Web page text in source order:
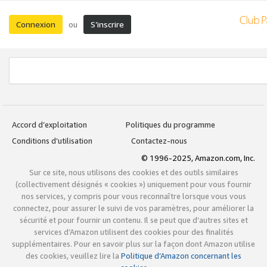
Connexion ou S’inscrire
Accord d’exploitation
Politiques du programme
Conditions d’utilisation
Contactez-nous
© 1996-2025, Amazon.com, Inc.
Sur ce site, nous utilisons des cookies et des outils similaires
(collectivement désignés « cookies ») uniquement pour vous fournir
nos services, y compris pour vous reconnaître lorsque vous vous
connectez, pour assurer le suivi de vos paramètres, pour améliorer la
sécurité et pour fournir un contenu. Il se peut que d’autres sites et
services d’Amazon utilisent des cookies pour des finalités
supplémentaires. Pour en savoir plus sur la façon dont Amazon utilise
des cookies, veuillez lire la Politique d’Amazon concernant les